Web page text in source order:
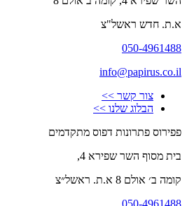
א.ת. חדש ראשל"צ
050-4961488
info@papirus.co.il
צור קשר >>
הבלוג שלנו >>
פפירוס פתרונות דפוס מתקדמים
בית מסוף השר שפירא 4,
קומה ב׳ אולם 8 א.ת. ראשל״צ
050-4961488